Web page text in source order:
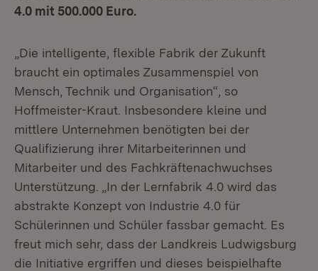
4.0 mit 500.000 Euro.
„Die intelligente, flexible Fabrik der Zukunft
braucht ein optimales Zusammenspiel von
Mensch, Technik und Organisation“, so
Hoffmeister-Kraut. Insbesondere kleine und
mittlere Unternehmen benötigten bei der
Qualifizierung ihrer Mitarbeiterinnen und
Mitarbeiter und des Fachkräftenachwuchses
Unterstützung. „In der Lernfabrik 4.0 wird das
abstrakte Konzept von Industrie 4.0 für
Schülerinnen und Schüler fassbar gemacht. Es
freut mich sehr, dass der Landkreis Ludwigsburg
die Initiative ergriffen und dieses beispielhafte